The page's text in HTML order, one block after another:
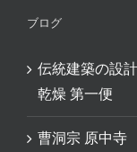
ブログ
伝統建築の設
乾燥 第一便
曹洞宗 原中寺